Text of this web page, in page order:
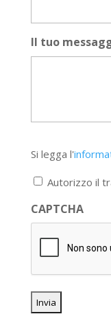
Il tuo
legga
l'informativa
privacy
*
Si legga l'
Autorizzo il
CAPTCHA